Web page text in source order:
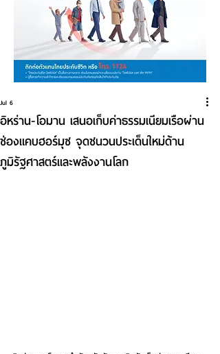
อิหร่าน-โอมาน เสนอเก็บค่าธรรมเนียมเรือผ่าน
ช่องแคบฮอร์มุซ จุดชนวนประเด็นใหม่ด้าน
ภูมิรัฐศาสตร์และพลังงานโลก
Jul 6